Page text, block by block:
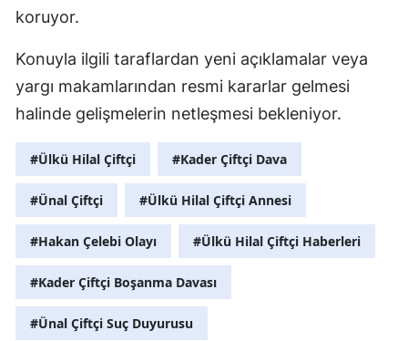
koruyor.
Konuyla ilgili taraflardan yeni açıklamalar veya
yargı makamlarından resmi kararlar gelmesi
halinde gelişmelerin netleşmesi bekleniyor.
#Ülkü Hilal Çiftçi #Kader Çiftçi Dava
#Ünal Çiftçi #Ülkü Hilal Çiftçi Annesi
#Hakan Çelebi Olayı #Ülkü Hilal Çiftçi Haberleri
#Kader Çiftçi Boşanma Davası
#Ünal Çiftçi Suç Duyurusu